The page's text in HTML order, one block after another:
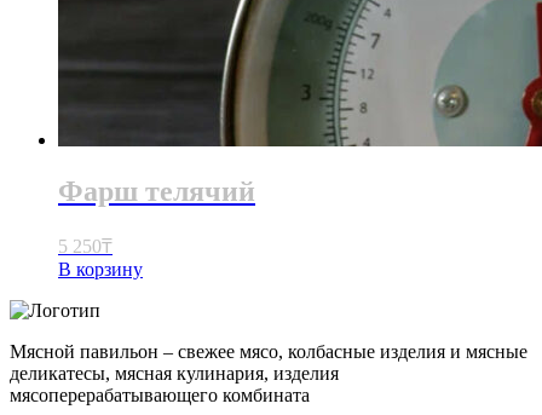
Фарш телячий
5 250₸
В корзину
Мясной павильон – свежее мясо, колбасные изделия и мясные
деликатесы, мясная кулинария, изделия
мясоперерабатывающего комбината